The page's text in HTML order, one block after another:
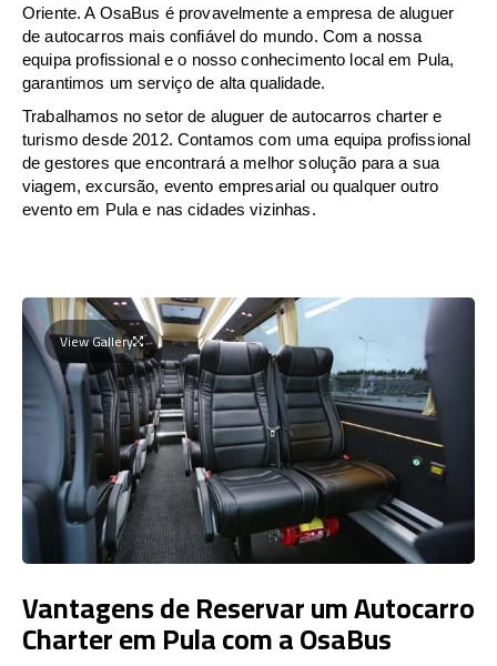
Oriente. A OsaBus é provavelmente a empresa de aluguer
de autocarros mais confiável do mundo. Com a nossa
equipa profissional e o nosso conhecimento local em Pula,
garantimos um serviço de alta qualidade.
Trabalhamos no setor de aluguer de autocarros charter e
turismo desde 2012. Contamos com uma equipa profissional
de gestores que encontrará a melhor solução para a sua
viagem, excursão, evento empresarial ou qualquer outro
evento em Pula e nas cidades vizinhas.
View Gallery
Vantagens de Reservar um Autocarro
Charter em Pula com a OsaBus